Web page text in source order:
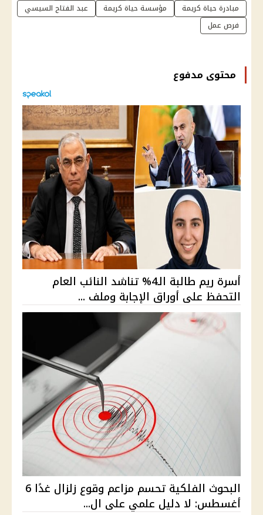
مبادرة حياة كريمة
مؤسسة حياة كريمة
عبد الفتاح السيسي
فرص عمل
محتوى مدفوع
أسرة ريم طالبة الـ4% تناشد النائب العام
التحفظ على أوراق الإجابة وملف ...
البحوث الفلكية تحسم مزاعم وقوع زلزال غدًا 6
أغسطس: لا دليل علمي على ال...